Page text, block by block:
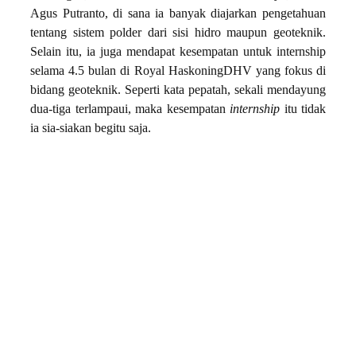
Agus Putranto, di sana ia banyak diajarkan pengetahuan
tentang sistem polder dari sisi hidro maupun geoteknik.
Selain itu, ia juga mendapat kesempatan untuk internship
selama 4.5 bulan di Royal HaskoningDHV yang fokus di
bidang geoteknik. Seperti kata pepatah, sekali mendayung
dua-tiga terlampaui, maka kesempatan internship itu tidak
ia sia-siakan begitu saja.